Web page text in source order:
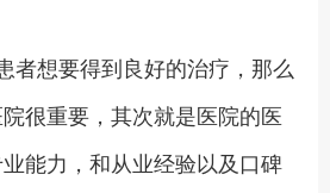
者想要得到良好的治疗，那么
很重要，其次就是医院的医
能力，和从业经验以及口碑